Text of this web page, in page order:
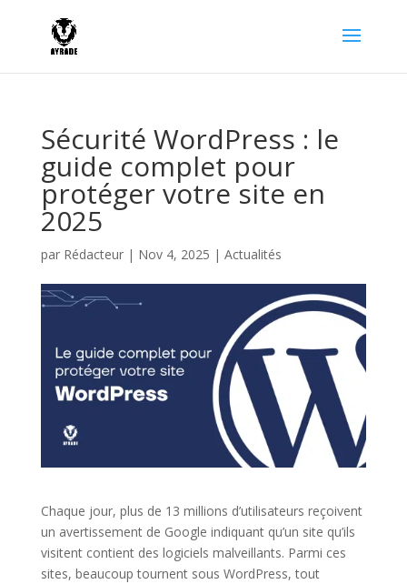
Sécurité WordPress : le
guide complet pour
protéger votre site en
2025
par Rédacteur| Nov 4, 2025 | Actualités
Chaque jour, plus de 13 millions d’utilisateurs reçoivent
un avertissement de Google indiquant qu’un site qu’ils
visitent contient des logiciels malveillants. Parmi ces
sites, beaucoup tournent sous WordPress, tout